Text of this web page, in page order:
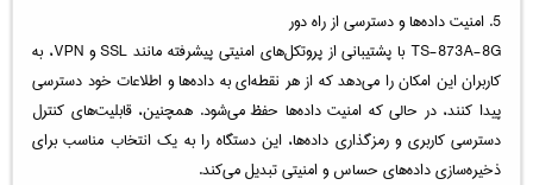
5. امنیت داده‌ها و دسترسی از راه دور
TS-873A-8G با پشتیبانی از پروتکل‌های امنیتی پیشرفته مانند SSL و VPN، به
کاربران این امکان را می‌دهد که از هر نقطه‌ای به داده‌ها و اطلاعات خود دسترسی
پیدا کنند، در حالی که امنیت داده‌ها حفظ می‌شود. همچنین، قابلیت‌های کنترل
دسترسی کاربری و رمزگذاری داده‌ها، این دستگاه را به یک انتخاب مناسب برای
ذخیره‌سازی داده‌های حساس و امنیتی تبدیل می‌کند.